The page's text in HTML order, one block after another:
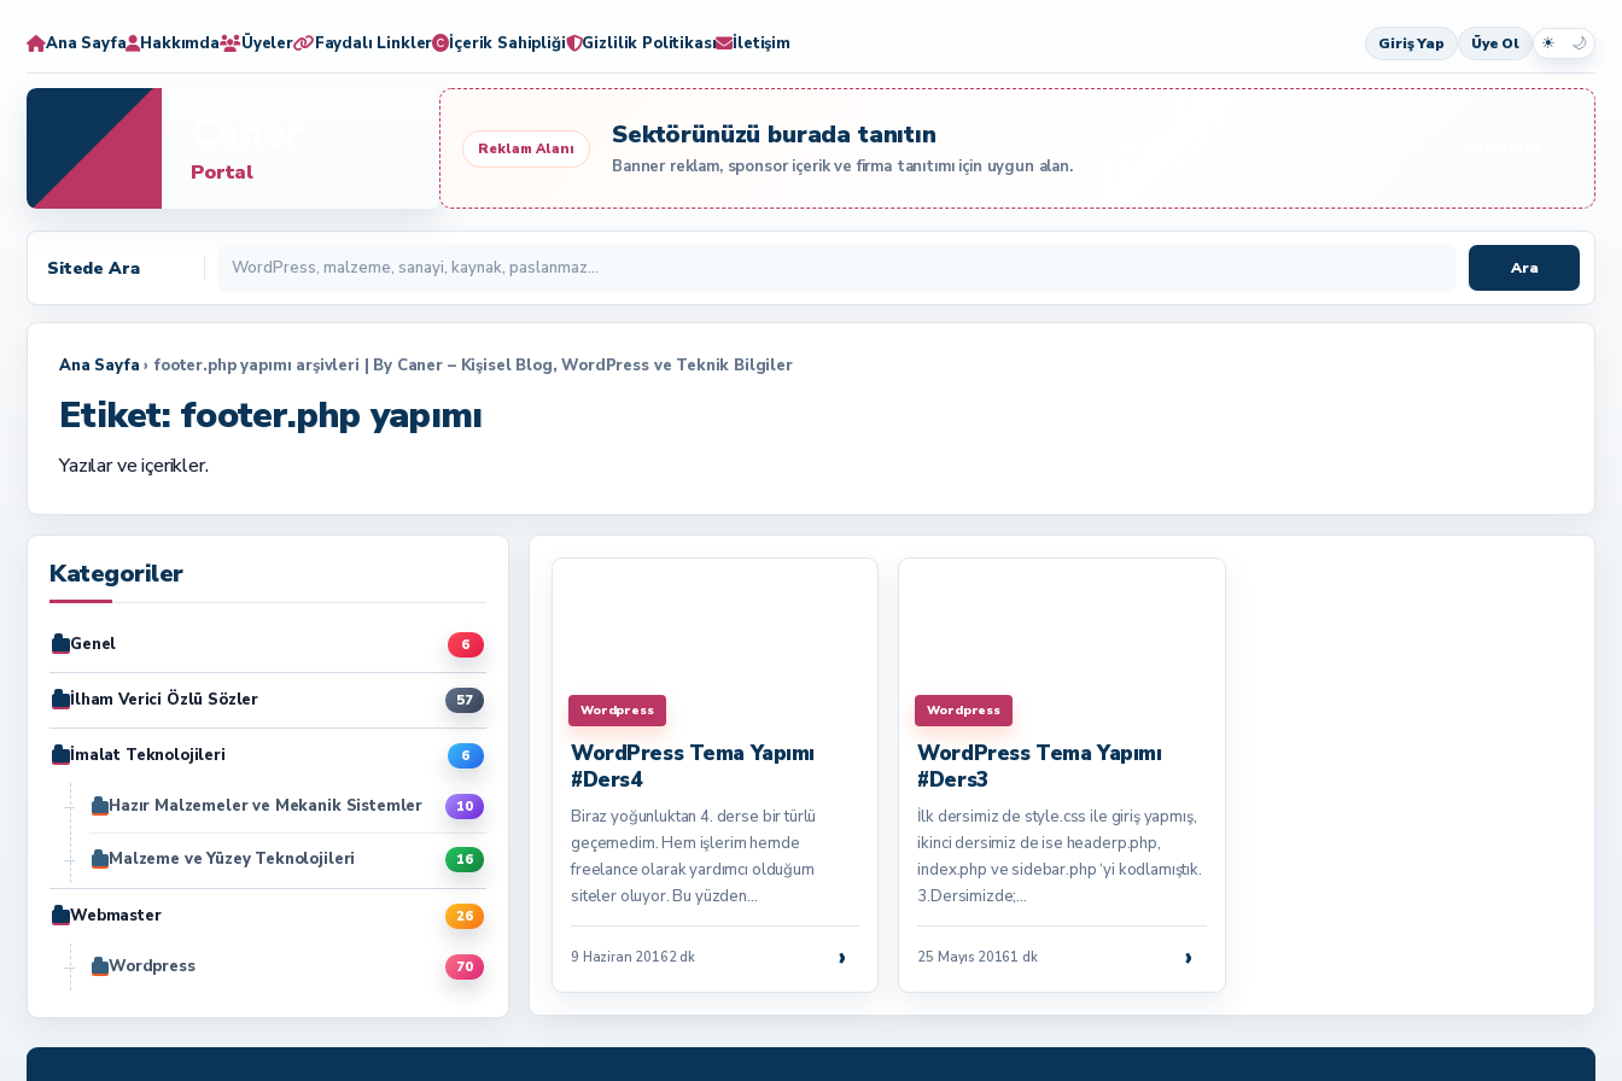
Ana Sayfa Hakkımda Üyeler Faydalı Linkler İçerik Sahipliği Gizlilik Politikası İletişim Giriş Yap Üye Ol ☀ 🌙
Portal
Reklam Alanı Sektörünüzü burada tanıtın
Banner reklam, sponsor içerik ve firma tanıtımı için uygun alan.
Sitede Ara Ara
Ana Sayfa › footer.php yapımı arşivleri | By Caner – Kişisel Blog, WordPress ve Teknik Bilgiler
Etiket: footer.php yapımı
Yazılar ve içerikler.
Kategoriler
Genel 6
İlham Verici Özlü Sözler 57
İmalat Teknolojileri 6
Hazır Malzemeler ve Mekanik Sistemler 10
Malzeme ve Yüzey Teknolojileri 16
Webmaster 26
Wordpress 70
Wordpress
WordPress Tema Yapımı
#Ders4
Biraz yoğunluktan 4. derse bir türlü
geçemedim. Hem işlerim hemde
freelance olarak yardımcı olduğum
siteler oluyor. Bu yüzden…
9 Haziran 20162 dk ›
Wordpress
WordPress Tema Yapımı
#Ders3
İlk dersimiz de style.css ile giriş yapmış,
ikinci dersimiz de ise headerp.php,
index.php ve sidebar.php ‘yi kodlamıştık.
3.Dersimizde;…
25 Mayıs 20161 dk ›